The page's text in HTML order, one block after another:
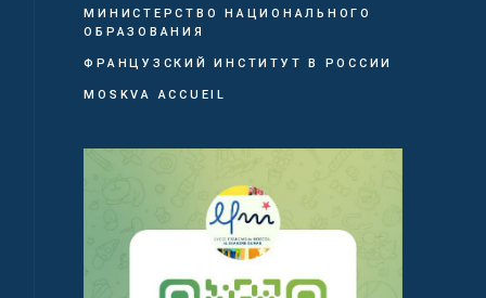
МИНИСТЕРСТВО НАЦИОНАЛЬНОГО
ОБРАЗОВАНИЯ
ФРАНЦУЗСКИЙ ИНСТИТУТ В РОССИИ
MOSKVA ACCUEIL